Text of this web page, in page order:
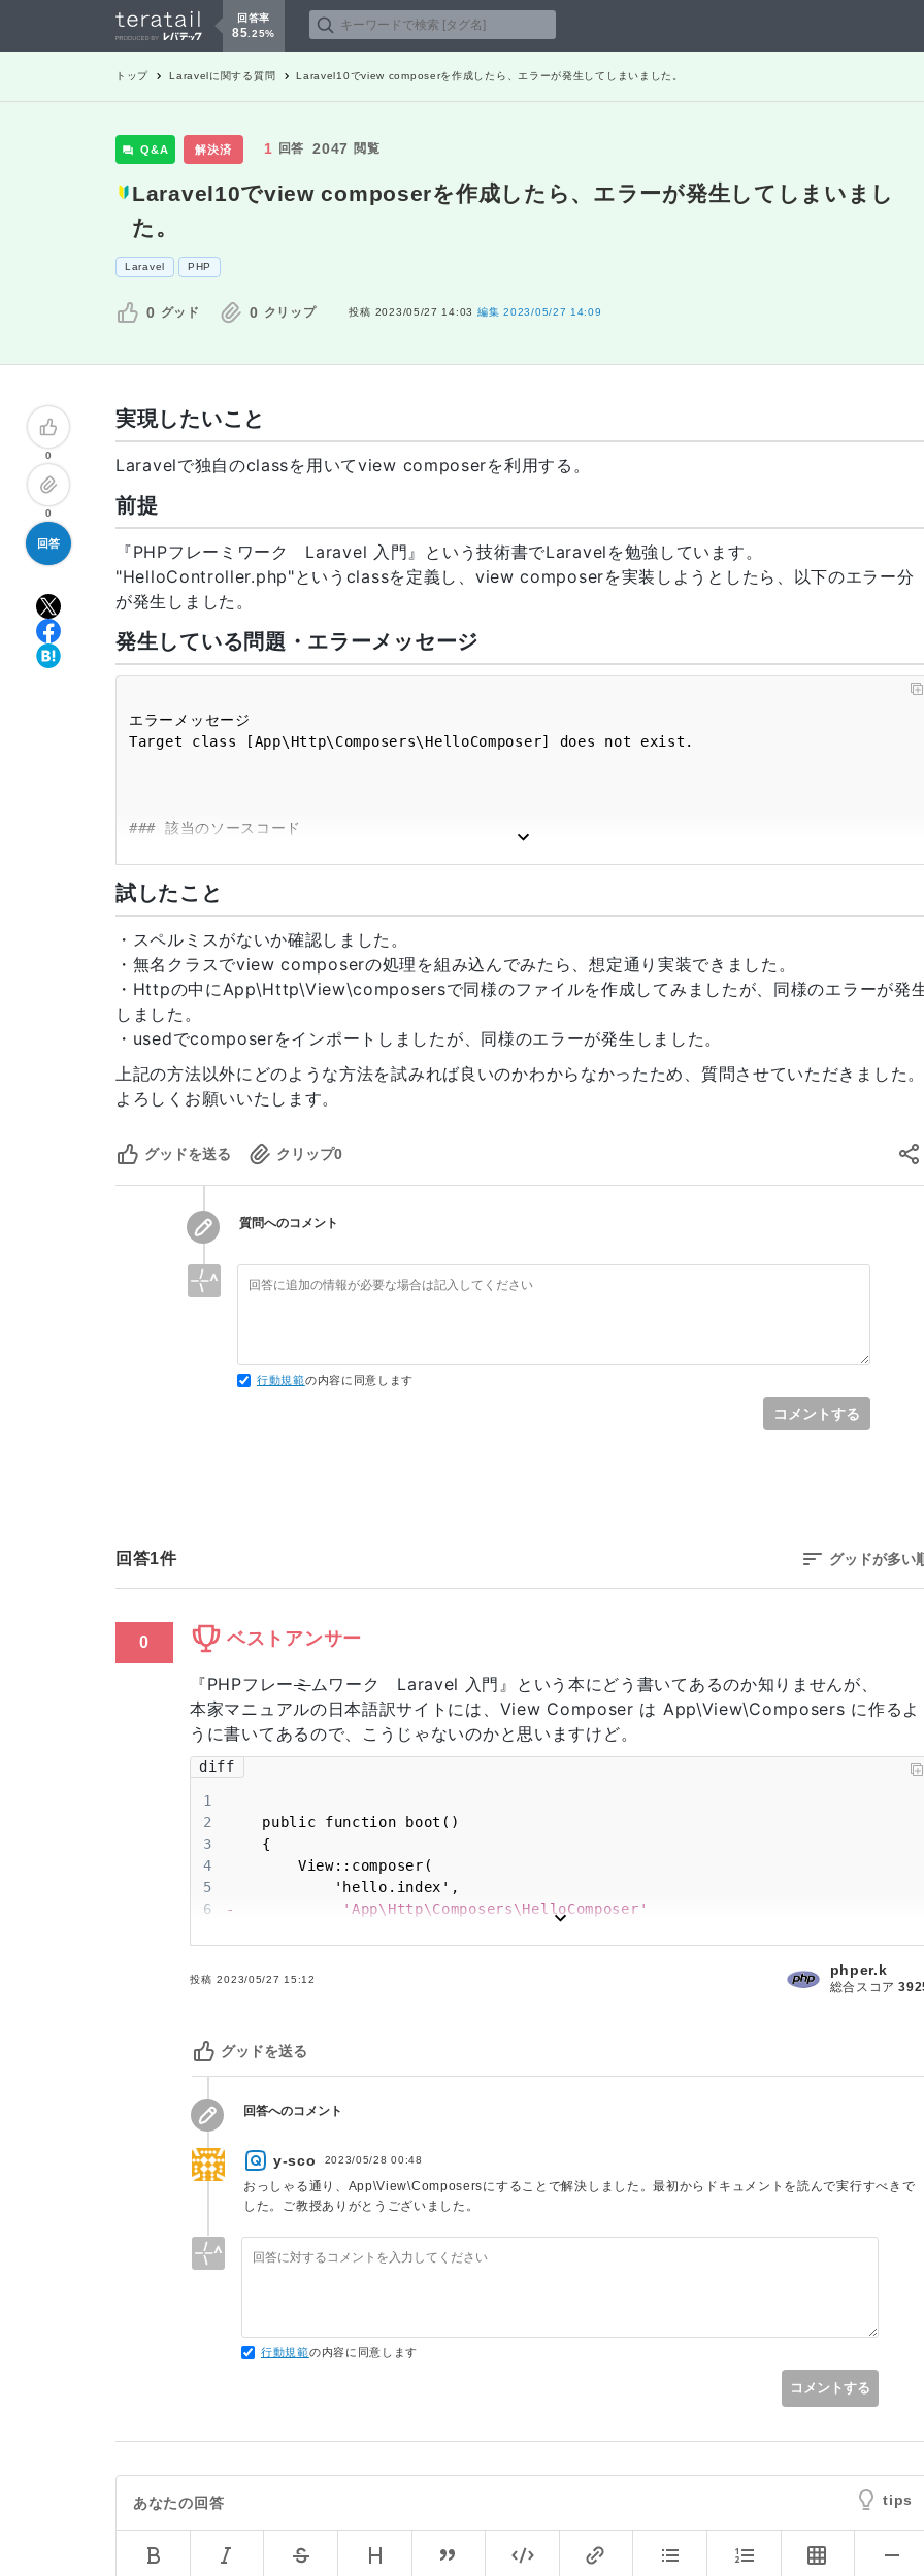
回答率
85 25%
トップ Laravelに関する質問 Laravel10でview composerを作成したら、エラーが発生してしまいました。
Q&A 解決済 1 回答 2047 閲覧
Laravel10でview composerを作成したら、エラーが発生してしまいまし
た。
Laravel PHP
0 グッド 0 クリップ 投稿 2023/05/27 14:03 編集 2023/05/27 14:09
0
0
回答
実現したいこと
Laravelで独自のclassを用いてview composerを利用する。
前提
『PHPフレーミワーク Laravel 入門』という技術書でLaravelを勉強しています。
"HelloController.php"というclassを定義し、view composerを実装しようとしたら、以下のエラー分
が発生しました。
発生している問題・エラーメッセージ
エラーメッセージ
Target class [App\Http\Composers\HelloComposer] does not exist.
### 該当のソースコード
namespace App\Providers;
use Illuminate\Support\Facades\View;
use Illuminate\Support\ServiceProvider;
class HelloServiceProvider extends ServiceProvider
{
    /**
     * Register services.
    public function register()
        //
use Illuminate\View\View;
  public function compose(View $view)
バージョン
試したこと
・スペルミスがないか確認しました。
・無名クラスでview composerの処理を組み込んでみたら、想定通り実装できました。
・Httpの中にApp\Http\View\composersで同様のファイルを作成してみましたが、同様のエラーが発
しました。
・usedでcomposerをインポートしましたが、同様のエラーが発生しました。
上記の方法以外にどのような方法を試みれば良いのかわからなかったため、質問させていただきました。
よろしくお願いいたします。
グッドを送る クリップ0
質問へのコメント
行動規範の内容に同意します
コメントする
回答1件 グッドが多い
0 ベストアンサー
『PHPフレーミムワーク Laravel 入門』という本にどう書いてあるのか知りませんが、
本家マニュアルの日本語訳サイトには、View Composer は App\View\Composers に作るよ
うに書いてあるので、こうじゃないのかと思いますけど。
diff
1
2
3
4
5
6
-
9
   }
投稿 2023/05/27 15:12
phper.k
総合スコア
グッドを送る
回答へのコメント
y-sco 2023/05/28 00:48
おっしゃる通り、App\View\Composersにすることで解決しました。最初からドキュメントを読んで実行すべきで
行動規範の内容に同意します
コメントする
あなたの回答 tips